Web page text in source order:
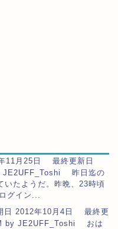
11月25日 最終更新日
JE2UFF_Toshi 昨日迄の
いたようだ。昨晩、23時頃
グイン...
日 2012年10月4日 最終更
by JE2UFF_Toshi おは